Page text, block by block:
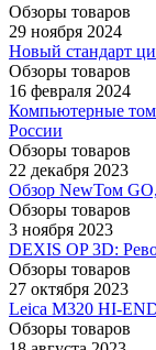
Обзоры товаров
29 ноября 2024
Новый стандарт
Обзоры товаров
16 февраля 2024
Компьютерные
России
Обзоры товаров
22 декабря 2023
Обзор NewToм
Обзоры товаров
3 ноября 2023
DEXIS OP 3D:
Обзоры товаров
27 октября 2023
Leica M320 HI-
Обзоры товаров